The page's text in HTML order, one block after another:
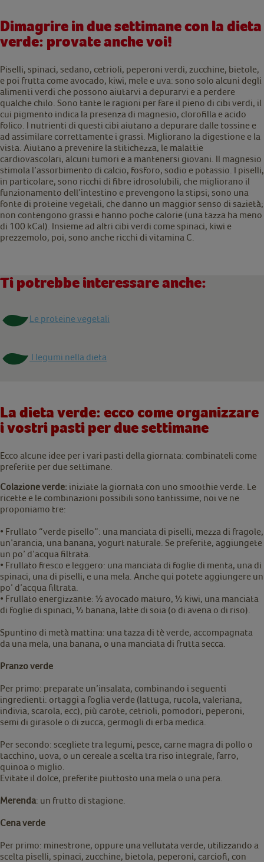
Dimagrire in due settimane con la dieta
verde: provate anche voi!
Piselli, spinaci, sedano, cetrioli, peperoni verdi, zucchine, bietole,
e poi frutta come avocado, kiwi, mele e uva: sono solo alcuni degli
alimenti verdi che possono aiutarvi a depurarvi e a perdere
qualche chilo. Sono tante le ragioni per fare il pieno di cibi verdi, il
cui pigmento indica la presenza di magnesio, clorofilla e acido
folico. I nutrienti di questi cibi aiutano a depurare dalle tossine e
ad assimilare correttamente i grassi. Migliorano la digestione e la
vista. Aiutano a prevenire la stitichezza, le malattie
cardiovascolari, alcuni tumori e a mantenersi giovani. Il magnesio
stimola l’assorbimento di calcio, fosforo, sodio e potassio. I piselli,
in particolare, sono ricchi di fibre idrosolubili, che migliorano il
funzionamento dell’intestino e prevengono la stipsi; sono una
fonte di proteine vegetali, che danno un maggior senso di sazietà;
non contengono grassi e hanno poche calorie (una tazza ha meno
di 100 kCal). Insieme ad altri cibi verdi come spinaci, kiwi e
prezzemolo, poi, sono anche ricchi di vitamina C.
Ti potrebbe interessare anche:
Le proteine vegetali
I legumi nella dieta
La dieta verde: ecco come organizzare
i vostri pasti per due settimane
Ecco alcune idee per i vari pasti della giornata: combinateli come
preferite per due settimane.
Colazione verde: iniziate la giornata con uno smoothie verde. Le
ricette e le combinazioni possibili sono tantissime, noi ve ne
proponiamo tre:
• Frullato “verde pisello”: una manciata di piselli, mezza di fragole,
un’arancia, una banana, yogurt naturale. Se preferite, aggiungete
un po’ d’acqua filtrata.
• Frullato fresco e leggero: una manciata di foglie di menta, una di
spinaci, una di piselli, e una mela. Anche qui potete aggiungere un
po’ d’acqua filtrata.
• Frullato energizzante: ½ avocado maturo, ½ kiwi, una manciata
di foglie di spinaci, ½ banana, latte di soia (o di avena o di riso).
Spuntino di metà mattina: una tazza di tè verde, accompagnata
da una mela, una banana, o una manciata di frutta secca.
Pranzo verde
Per primo: preparate un’insalata, combinando i seguenti
ingredienti: ortaggi a foglia verde (lattuga, rucola, valeriana,
indivia, scarola, ecc), più carote, cetrioli, pomodori, peperoni,
semi di girasole o di zucca, germogli di erba medica.
Per secondo: scegliete tra legumi, pesce, carne magra di pollo o
tacchino, uova, o un cereale a scelta tra riso integrale, farro,
quinoa o miglio.
Evitate il dolce, preferite piuttosto una mela o una pera.
Merenda: un frutto di stagione.
Cena verde
Per primo: minestrone, oppure una vellutata verde, utilizzando a
scelta piselli, spinaci, zucchine, bietola, peperoni, carciofi, con